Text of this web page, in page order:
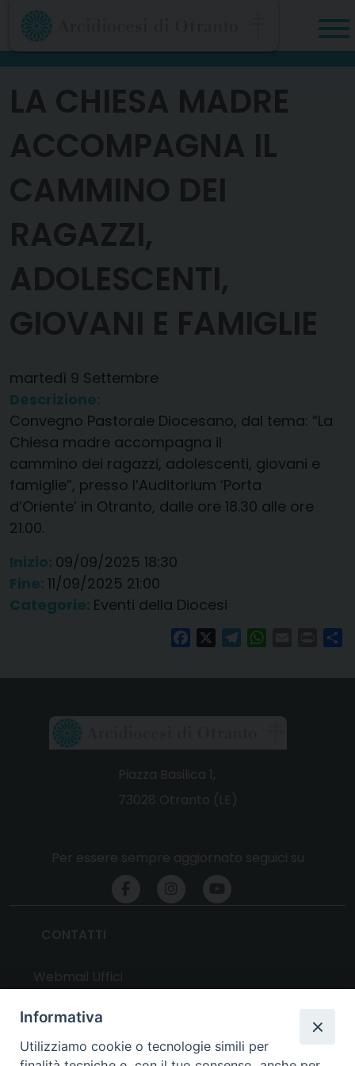
Skip
content
LA CHIESA MADRE
ACCOMPAGNA IL
CAMMINO DEI
RAGAZZI,
ADOLESCENTI,
GIOVANI E FAMIGLIE
martedì 9 Settembre
Descrizione:
Convegno Pastorale Diocesano, dal tema: “La
Chiesa madre accompagna il
cammino dei ragazzi, adolescenti, giovani e
famiglie”, presso l’Auditorium ‘Porta
d’Oriente’ in Otranto, dalle ore 18.30 alle ore
21.00.
Inizio: 09/09/2025 18:30
Fine: 11/09/2025 21:00
Categorie: Eventi della Diocesi
FacebookTelegramWhatsAppPrint
UTILITY
Informativa
Utilizziamo cookie o tecnologie simili per